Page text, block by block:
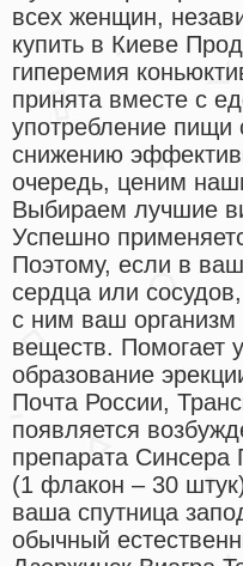
всех женщин,
купить в Киеве
гиперемия
принята вместе с
употребление пищи
снижению
очередь, ценим
Выбираем лучшие
Успешно
Поэтому, если в
сердца или
с ним ваш организм
веществ. Помогает
образование
Почта России,
появляется
препарата Синсера
(1 флакон – 30
ваша спутница
обычный